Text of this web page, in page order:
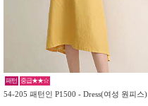
패턴 중급★★☆
54-205 패턴인 P1500 - Dress(여성 원피스)